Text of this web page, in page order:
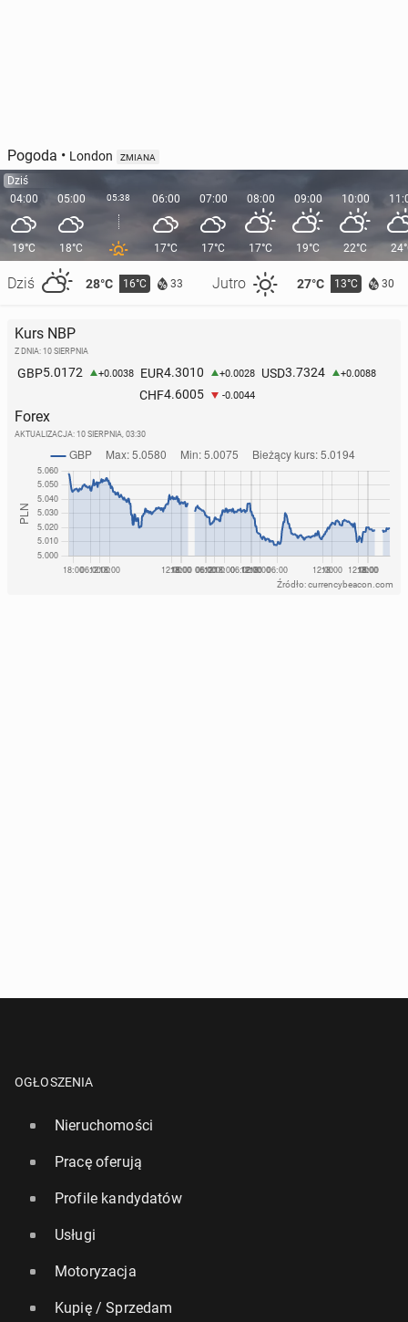
Pogoda • London ZMIANA
Dziś
04:00
19°C
Dziś 28°C 16°C 33 Jutro 27°C 13°C 30
05:00
18°C
05:38 06:00
17°C
07:00
17°C
08:00
17°C
09:00
19°C
10:00
22°C
Kurs NBP
Z DNIA: 10 SIERPNIA
GBP5.0172 +0.0038 EUR4.3010 +0.0028 USD3.7324 +0.0088
CHF4.6005 -0.0044
Forex
AKTUALIZACJA: 10 SIERPNIA, 03:30
Źródło: currencybeacon.com
OGŁOSZENIA
Nieruchomości
Pracę oferują
Profile kandydatów
Usługi
Motoryzacja
Kupię / Sprzedam